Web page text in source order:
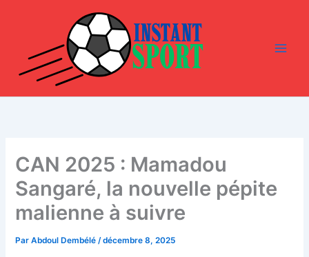
CAN 2025 : Mamadou
Sangaré, la nouvelle pépite
malienne à suivre
ParAbdoul Dembélé/décembre 8, 2025